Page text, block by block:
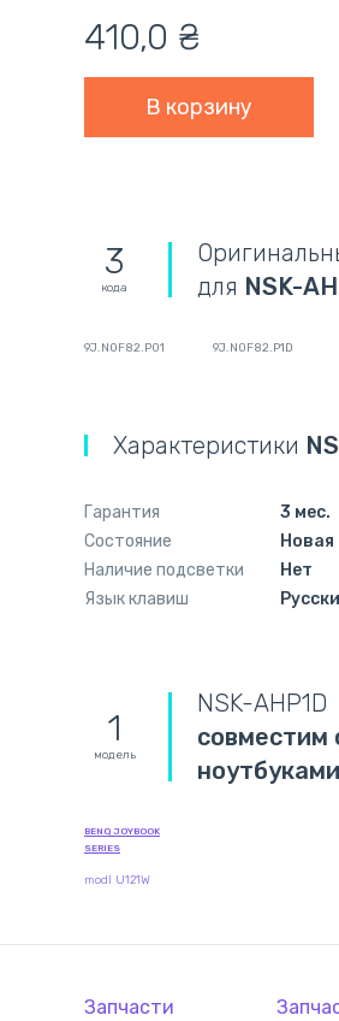
410,0 ₴
3
кода
для NSK-
9J.N0F82.P01 9J.N0F82.P1D
Характеристики
Гарантия
3 мес.
Состояние
Новая
Наличие подсветки
Нет
Язык клавиш
1
модель
NSK-AHP1D
совместим
ноутбуками
BENQ JOYBOOK
SERIES
modl U121W
Запчасти